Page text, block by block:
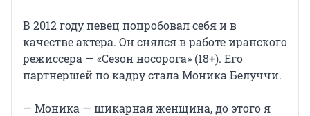
В 2012 году певец попробовал себя и в
качестве актера. Он снялся в работе иранского
режиссера — «Сезон носорога» (18+). Его
партнершей по кадру стала Моника Белуччи.
— Моника — шикарная женщина, до этого я